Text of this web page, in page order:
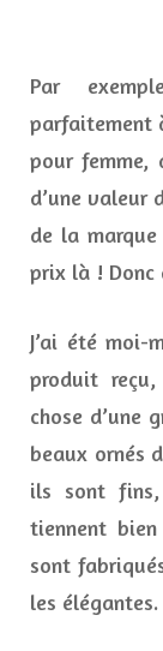
Par
parfaitement
pour femme,
d’une valeur
de la
prix là ! Donc
J’ai été
produit
chose d’une
beaux ornés
ils sont
tiennent
sont
les élégantes.